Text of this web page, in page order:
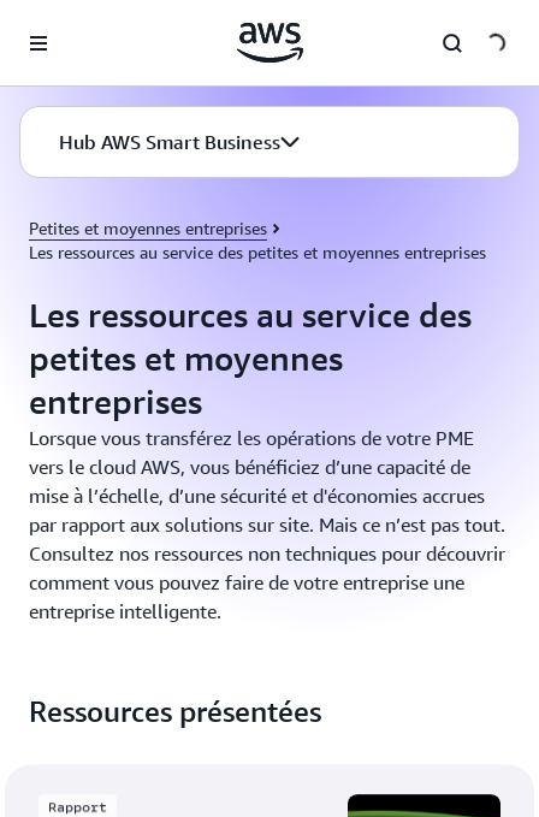
Hub AWS Smart Business
Petites et moyennes entreprises
Les ressources au service des petites et moyennes entreprises
Les ressources au service des
petites et moyennes
entreprises
Lorsque vous transférez les opérations de votre PME
vers le cloud AWS, vous bénéficiez d’une capacité de
mise à l’échelle, d’une sécurité et d'économies accrues
par rapport aux solutions sur site. Mais ce n’est pas tout.
Consultez nos ressources non techniques pour découvrir
comment vous pouvez faire de votre entreprise une
entreprise intelligente.
Ressources présentées
Rapport